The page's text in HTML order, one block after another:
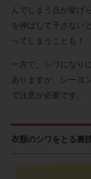
んでしまう点が挙げ
を伸ばして干さない
ってしまうことも！
一方で、シワになり
ありますが、レーヨ
で注意が必要です。
衣類のシワをとる裏